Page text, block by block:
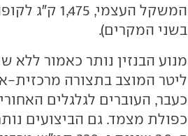
בשני המקרים).
כעבר, העוברים לגלגלים